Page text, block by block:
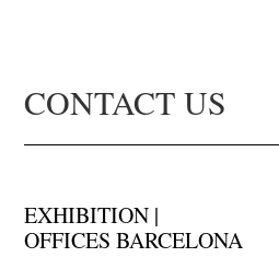
CONTACT US
EXHIBITION |
OFFICES BARCELONA